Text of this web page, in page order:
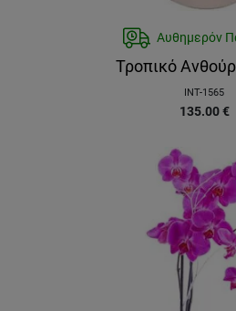
Αυθημερόν
Τροπικό
INT-1565
135.00 €